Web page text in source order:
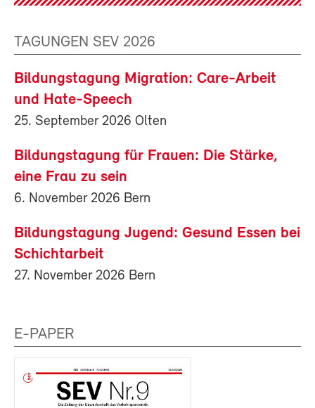
TAGUNGEN SEV 2026
Bildungstagung Migration: Care-Arbeit
und Hate-Speech
25. September 2026 Olten
Bildungstagung für Frauen: Die Stärke,
eine Frau zu sein
6. November 2026 Bern
Bildungstagung Jugend: Gesund Essen bei
Schichtarbeit
27. November 2026 Bern
E-PAPER